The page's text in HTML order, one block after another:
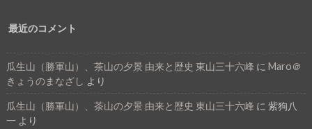
最近のコメント
瓜生山（勝軍山）、茶山の夕景 由来と歴史 東山三十六峰 に Maro＠
きょうのまなざし より
瓜生山（勝軍山）、茶山の夕景 由来と歴史 東山三十六峰 に 紫狗八
一 より